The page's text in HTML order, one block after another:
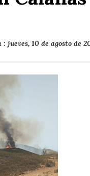
: jueves, 10 de agosto de